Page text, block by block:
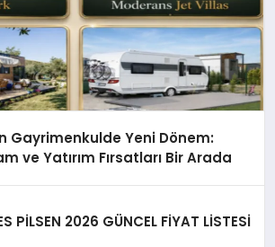
Gayrimenkulde Yeni Dönem:
ve Yatırım Fırsatları Bir Arada
PİLSEN 2026 GÜNCEL FİYAT LİSTESİ